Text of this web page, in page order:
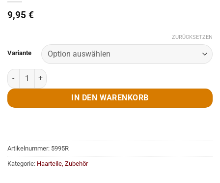
9,95 €
Variante
ZURÜCKSETZEN
Haarteil, gelockt, braun, schwarz oder blond Menge
IN DEN WARENKORB
Artikelnummer: 5995R
Kategorie: Haarteile, Zubehör